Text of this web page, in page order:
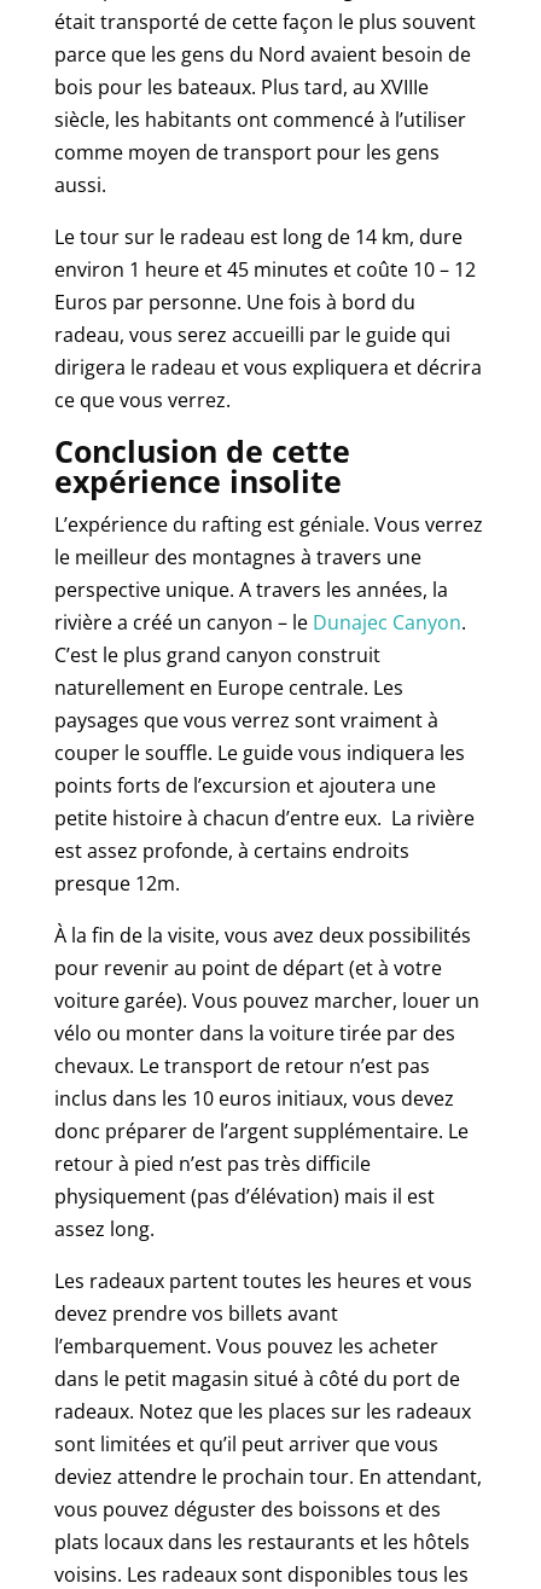
était transporté de cette façon le plus souvent
parce que les gens du Nord avaient besoin de
bois pour les bateaux. Plus tard, au XVIIIe
siècle, les habitants ont commencé à l’utiliser
comme moyen de transport pour les gens
aussi.
Le tour sur le radeau est long de 14 km, dure
environ 1 heure et 45 minutes et coûte 10 – 12
Euros par personne. Une fois à bord du
radeau, vous serez accueilli par le guide qui
dirigera le radeau et vous expliquera et décrira
ce que vous verrez.
Conclusion de cette
expérience insolite
L’expérience du rafting est géniale. Vous verrez
le meilleur des montagnes à travers une
perspective unique. A travers les années, la
rivière a créé un canyon – le Dunajec Canyon.
C’est le plus grand canyon construit
naturellement en Europe centrale. Les
paysages que vous verrez sont vraiment à
couper le souffle. Le guide vous indiquera les
points forts de l’excursion et ajoutera une
petite histoire à chacun d’entre eux. La rivière
est assez profonde, à certains endroits
presque 12m.
À la fin de la visite, vous avez deux possibilités
pour revenir au point de départ (et à votre
voiture garée). Vous pouvez marcher, louer un
vélo ou monter dans la voiture tirée par des
chevaux. Le transport de retour n’est pas
inclus dans les 10 euros initiaux, vous devez
donc préparer de l’argent supplémentaire. Le
retour à pied n’est pas très difficile
physiquement (pas d’élévation) mais il est
assez long.
Les radeaux partent toutes les heures et vous
devez prendre vos billets avant
l’embarquement. Vous pouvez les acheter
dans le petit magasin situé à côté du port de
radeaux. Notez que les places sur les radeaux
sont limitées et qu’il peut arriver que vous
deviez attendre le prochain tour. En attendant,
vous pouvez déguster des boissons et des
plats locaux dans les restaurants et les hôtels
voisins. Les radeaux sont disponibles tous les